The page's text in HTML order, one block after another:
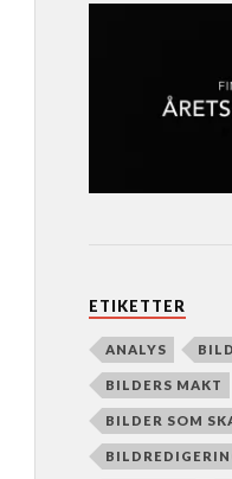
ETIKETTER
ANALYS
BILDERS MAKT
BILDER SOM